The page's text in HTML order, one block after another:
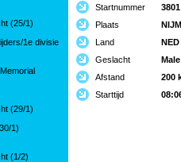
(25/1)
1e divisie
(29/1)
1)
(1/2)
Startnummer
3801
Plaats
Land
NED
Geslacht
Male
Afstand
200
Starttijd